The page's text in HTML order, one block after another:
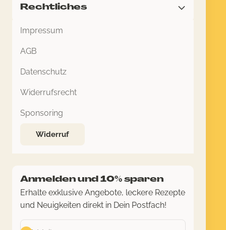
Rechtliches
Impressum
AGB
Datenschutz
Widerrufsrecht
Sponsoring
Widerruf
Anmelden und 10% sparen
Erhalte exklusive Angebote, leckere Rezepte
und Neuigkeiten direkt in Dein Postfach!